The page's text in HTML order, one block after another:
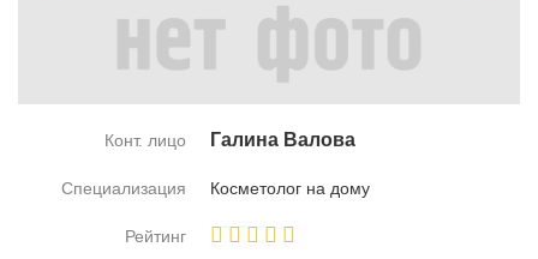
Конт. лицо Га­ли­на Ва­ло­ва
Специализация Кос­ме­то­лог на до­му
Рейтинг